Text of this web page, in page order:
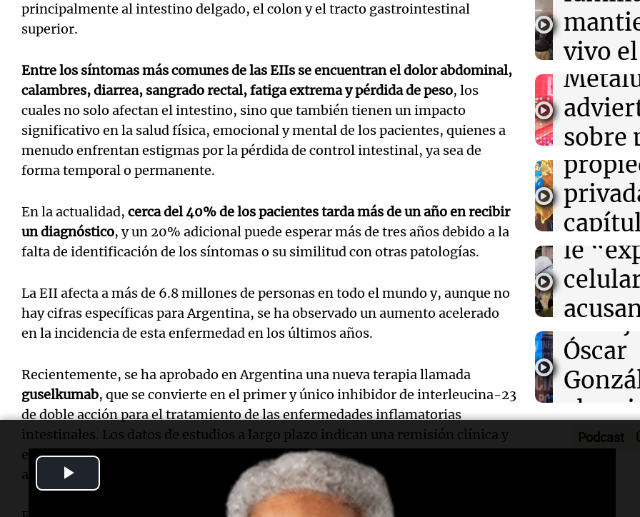
principalmente al intestino delgado, el colon y el tracto gastrointestinal
superior.
Entre los síntomas más comunes de las EIIs se encuentran el dolor abdominal,
calambres, diarrea, sangrado rectal, fatiga extrema y pérdida de peso, los
cuales no solo afectan el intestino, sino que también tienen un impacto
significativo en la salud física, emocional y mental de los pacientes, quienes a
menudo enfrentan estigmas por la pérdida de control intestinal, ya sea de
forma temporal o permanente.
En la actualidad, cerca del 40% de los pacientes tarda más de un año en recibir
un diagnóstico, y un 20% adicional puede esperar más de tres años debido a la
falta de identificación de los síntomas o su similitud con otras patologías.
La EII afecta a más de 6.8 millones de personas en todo el mundo y, aunque no
hay cifras específicas para Argentina, se ha observado un aumento acelerado
en la incidencia de esta enfermedad en los últimos años.
Recientemente, se ha aprobado en Argentina una nueva terapia llamada
guselkumab, que se convierte en el primer y único inhibidor de interleucina-23
de doble acción para el tratamiento de las enfermedades inflamatorias
intestinales. Los datos de estudios a largo plazo indican una remisión clínica y
endoscópica sostenida en casos de colitis ulcerosa durante un periodo de tres
años, según el estudio QUASAR.
mantienen
memoria y
10:47 Sociedad
su esposo que
ataque con la
celular
River Plate
Thiago
Santiago
vivo
de
Noticias
Episodios
de la
Obrera
sobre
de
la
Panorama
Episodios
Audio.
las 14
Panorama
Episodios
Audio.
la
mujer
le
marido
Juntos
Episodios
Audio.
en el
Óscar
el
las
Audio.
que
Audio.
Podcast